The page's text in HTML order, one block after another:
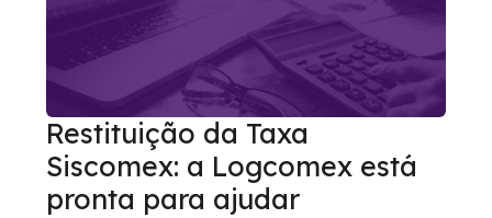
Restituição da Taxa
Siscomex: a Logcomex está
pronta para ajudar